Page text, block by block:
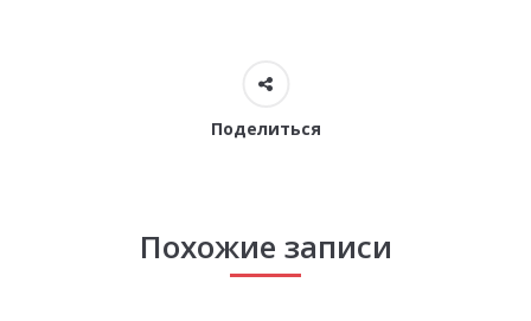
Поделиться
Похожие записи